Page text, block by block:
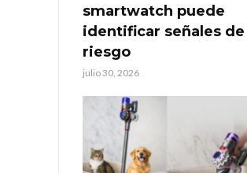
smartwatch puede
identificar señales de
riesgo
julio 30, 2026